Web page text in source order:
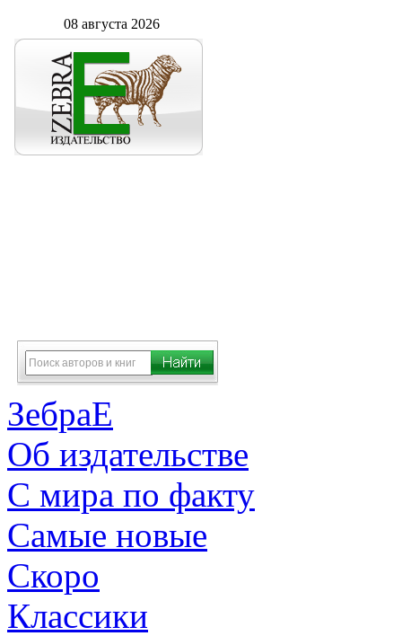
08 августа 2026
ЗебраЕ
Об издательстве
С мира по факту
Самые новые
Скоро
Классики